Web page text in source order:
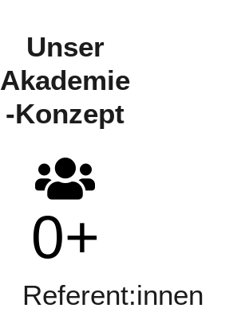
Unser
Akademie
-Konzept
0+
Referent:innen